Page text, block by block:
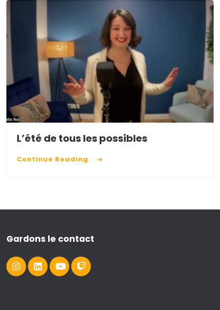
L’été de tous les possibles
Continue Reading
Gardons le contact